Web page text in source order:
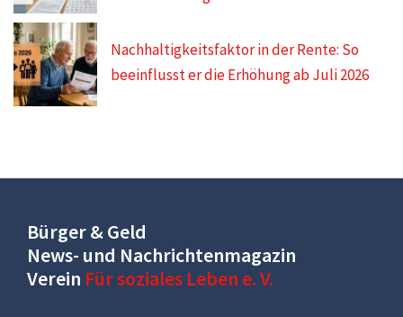
Nachhaltigkeitsfaktor in der Rente: So
beeinflusst er die Erhöhung ab Juli 2026
Bürger & Geld
News- und Nachrichtenmagazin
Verein Für soziales Leben e. V.